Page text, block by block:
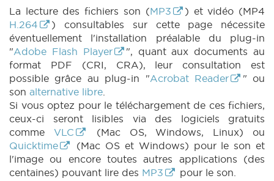
La lecture des fichiers son (MP3
) et vidéo (MP4
H.264
) consultables sur cette page nécessite
éventuellement l'installation préalable du plug-in
"Adobe Flash Player
", quant aux documents au
format PDF (CRI, CRA), leur consultation est
possible grâce au plug-in "Acrobat Reader
" ou
son alternative libre.
Si vous optez pour le téléchargement de ces fichiers,
ceux-ci seront lisibles via des logiciels gratuits
comme VLC
(Mac OS, Windows, Linux) ou
Quicktime
(Mac OS et Windows) pour le son et
l'image ou encore toutes autres applications (des
centaines) pouvant lire des MP3 pour le son.